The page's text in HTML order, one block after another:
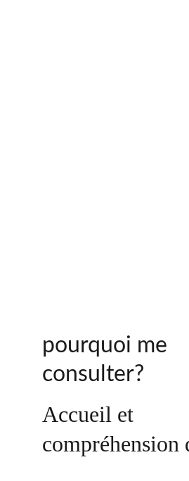
pourquoi me
consulter?
Accueil et
compréhension